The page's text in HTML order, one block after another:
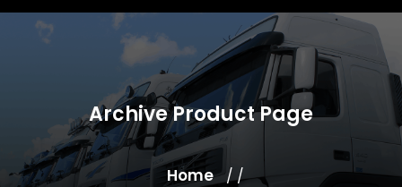
Archive Product Page
Home / /